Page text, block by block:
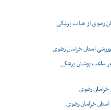
رضوی از هیات پزشکی
نفر جلسه خدمات توانبخشی تا ۵۸۰۰ نفر ساعت پوشش پزشکی
خراسان رضوی